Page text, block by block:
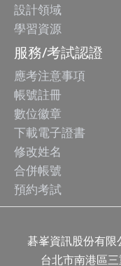
設計領域
學習資源
服務/考試認證
應考注意事項
帳號註冊
數位徽章
下載電子證書
修改姓名
合併帳號
預約考試
碁峯資訊股份有限
台北市南港區